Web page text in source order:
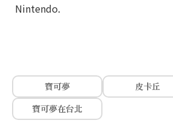
Nintendo.
寶可夢
皮卡丘
寶可夢在台北